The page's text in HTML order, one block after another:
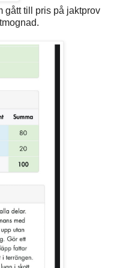
gått till pris på jaktprov